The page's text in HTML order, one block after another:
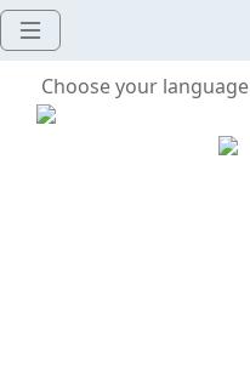
Choose your language